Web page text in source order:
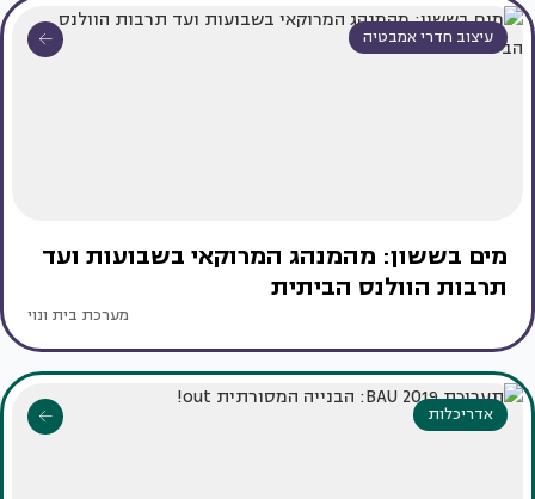
עיצוב חדרי אמבטיה
מים בששון: מהמנהג המרוקאי בשבועות ועד
תרבות הוולנס הביתית
מערכת בית ונוי
אדריכלות